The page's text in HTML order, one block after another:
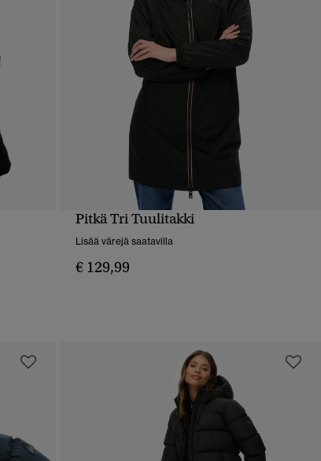
Pitkä Tri Tuulitakki
Lisää värejä saatavilla
€ 129,99